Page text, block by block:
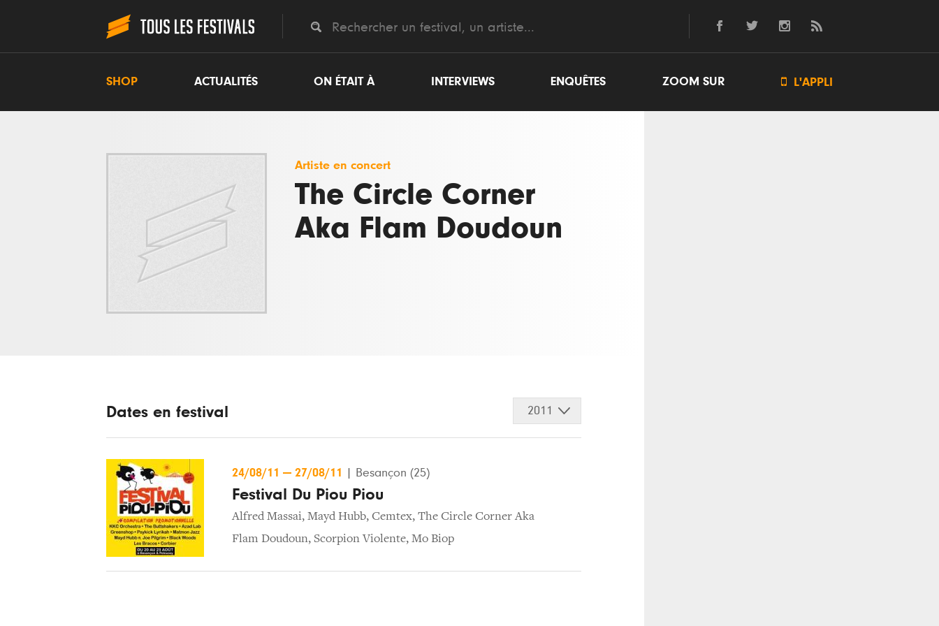
SHOP ACTUALITÉS ON ÉTAIT À INTERVIEWS ENQUÊTES ZOOM SUR  L'APPLI
Artiste en concert
The Circle Corner
Aka Flam Doudoun
Dates en festival 2011
24/08/11 — 27/08/11 Besançon (25)
Festival Du Piou Piou
Alfred Massai, Mayd Hubb, Cemtex, The Circle Corner Aka
Flam Doudoun, Scorpion Violente, Mo Biop